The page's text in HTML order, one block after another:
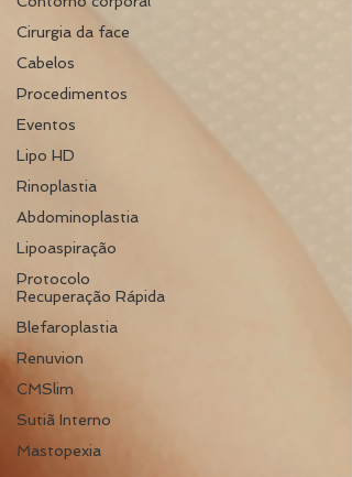
Cirurgia da face
Cabelos
Procedimentos
Eventos
Lipo HD
Rinoplastia
Abdominoplastia
Lipoaspiração
Protocolo
Recuperação Rápida
Blefaroplastia
Renuvion
CMSlim
Sutiã Interno
Mastopexia